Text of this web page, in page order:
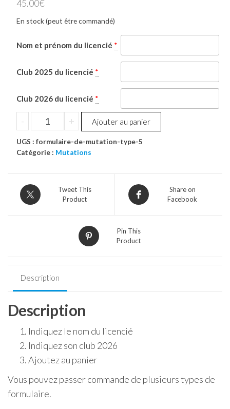
45.00€
En stock (peut être commandé)
Nom et prénom du licencié *
Club 2025 du licencié *
Club 2026 du licencié *
-
quantité
de
Formulaire
de
Type
5
&
Femme)
+ Ajouter au panier
UGS : formulaire-de-mutation-type-5
Catégorie : Mutations
Tweet This
Product
Share on
Facebook
Pin This
Product
Description
Description
Indiquez le nom du licencié
Indiquez son club 2026
Ajoutez au panier
Vous pouvez passer commande de plusieurs types de
formulaire.